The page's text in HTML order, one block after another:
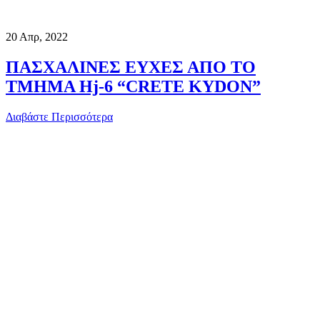
20 Απρ, 2022
ΠΑΣΧΑΛΙΝΕΣ ΕΥΧΕΣ ΑΠΟ ΤΟ
ΤΜΗΜΑ Hj-6 “CRETE KYDON”
Διαβάστε Περισσότερα